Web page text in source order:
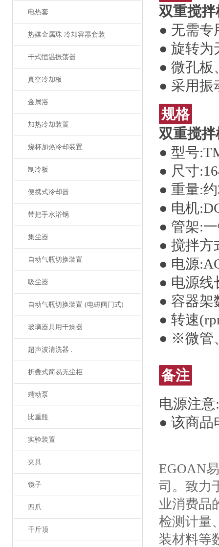
电热套
热媒金属珠 冷却容器套装
干式恒温振荡器
真空冷却板
金属浴
加热冷却装置
烧杯加热冷却装置
制冷板
便携式冷却器
带把手水浴锅
集尘器
自动气瓶切换装置
吸尘器
自动气瓶切换装置 (电磁阀门式)
玻璃器具用干燥器
超声波清洗器 .
折叠式简易无尘柜
蠕动泵
比重瓶
实验装置
夹具
镜子
四爪
千斤顶
双重搅拌
● 无需专
● 旋转为
● 微孔板
● 采用振
规格
双重搅拌
● 型号
● 尺寸
● 重量:
● 电机
● 管架:
● 搅拌方
● 电源
● 电源线
● 容器架
● 转速
● ※微管
备注
电源注意:
● 该商品
EGOAN
司。致力
业消费品
检测计量
装材料等